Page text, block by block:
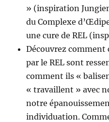
» (inspiration
du Complexe
une cure de REL
Découvrez comment
par le REL sont
comment ils «
« travaillent » avec
notre
individuation.